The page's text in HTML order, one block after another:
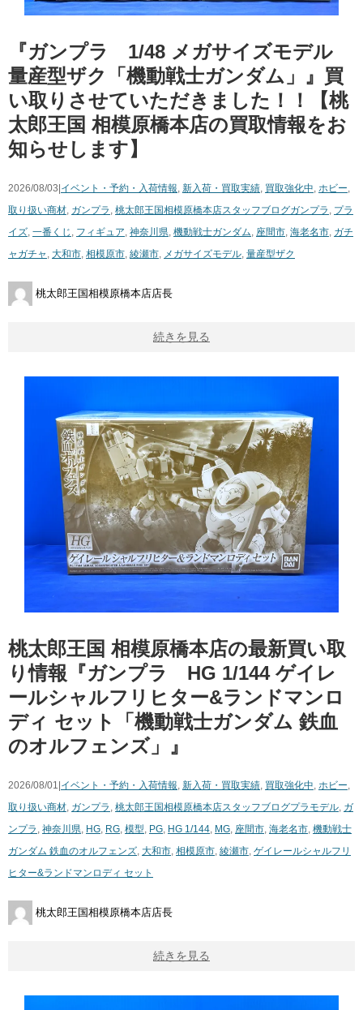
『ガンプラ 1/48 メガサイズモデル
量産型ザク「機動戦士ガンダム」』買
い取りさせていただきました！！【桃
太郎王国 相模原橋本店の買取情報をお
知らせします】
2026/08/03| イベント・予約・入荷情報, 新入荷・買取実績, 買取強化中, ホビー,
取り扱い商材, ガンプラ , 桃太郎王国相模原橋本店スタッフブログガンプラ , プラ
イズ, 一番くじ , フィギュア, 神奈川県, 機動戦士ガンダム, 座間市, 海老名市, ガチ
ャガチャ , 大和市, 相模原市, 綾瀬市, メガサイズモデル, 量産型ザク
桃太郎王国相模原橋本店店長
続きを見る
桃太郎王国 相模原橋本店の最新買い取
り情報『ガンプラ HG 1/144 ゲイレ
ールシャルフリヒター&ランドマンロ
ディ セット「機動戦士ガンダム 鉄血
のオルフェンズ」』
2026/08/01| イベント・予約・入荷情報, 新入荷・買取実績, 買取強化中, ホビー,
取り扱い商材, ガンプラ , 桃太郎王国相模原橋本店スタッフブログプラモデル, ガ
ンプラ , 神奈川県, HG, RG, 模型, PG, HG 1/144, MG, 座間市, 海老名市, 機動戦士
ガンダム 鉄血のオルフェンズ, 大和市, 相模原市, 綾瀬市, ゲイレールシャルフリ
ヒター&ランドマンロディ セット
桃太郎王国相模原橋本店店長
続きを見る